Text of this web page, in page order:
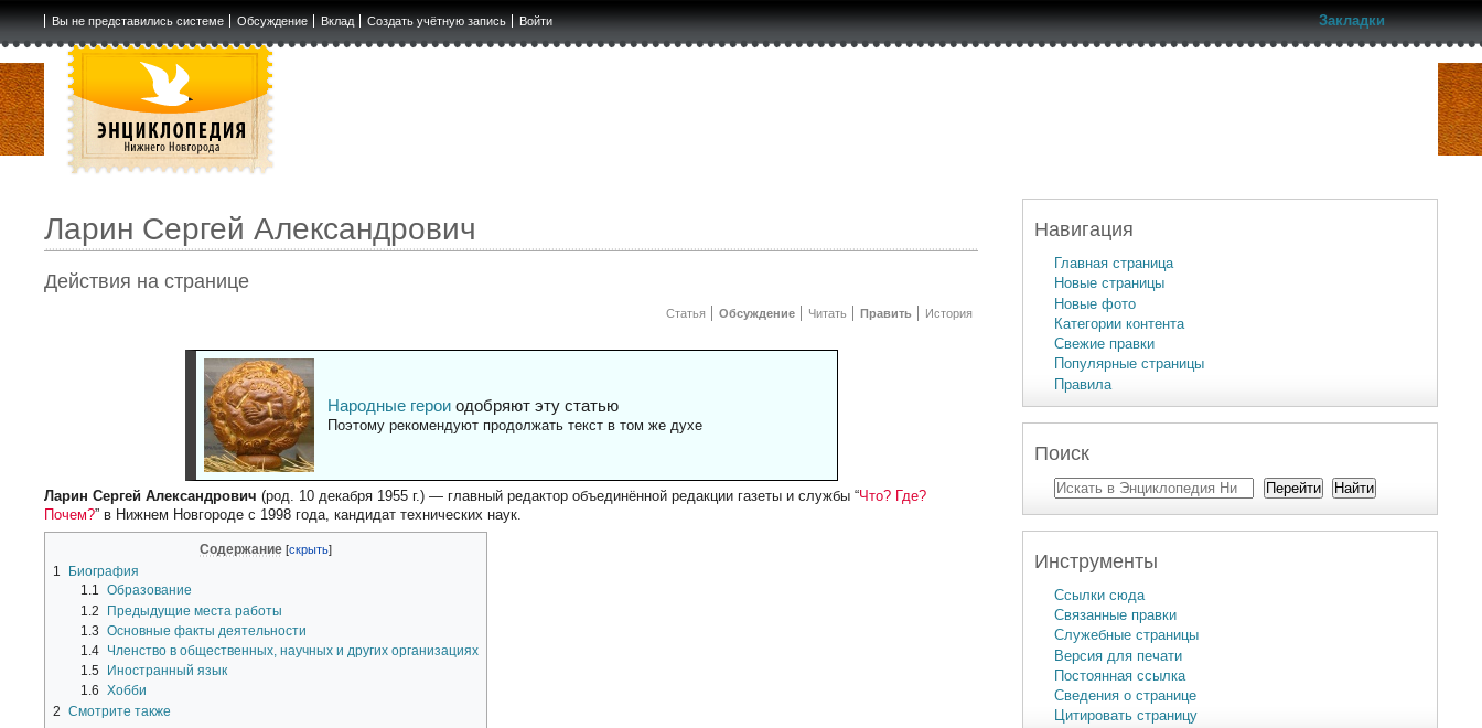
Вы не представились системе Обсуждение Вклад Создать учётную запись Войти Закладки
Ларин Сергей Александрович
Действия на странице
Статья Обсуждение Читать Править История
Народные героиодобряют эту статью
Поэтому рекомендуют продолжать текст в том же духе
Ларин Сергей Александрович (род. 10 декабря 1955 г.) — главный редактор объединённой редакции газеты и службы “Что? Где?
Почем?” в Нижнем Новгороде с 1998 года, кандидат технических наук.
Содержание
1
Биография
1.1 Образование
1.2
Предыдущие места работы
1.3 Основные факты деятельности
1.4 Членство в общественных, научных и других организациях
1.5
Иностранный язык
1.6 Хобби
2 Смотрите также
Навигация
Главная страница
Новые страницы
Новые фото
Категории контента
Свежие правки
Популярные страницы
Правила
Поиск
Инструменты
Ссылки сюда
Связанные правки
Служебные страницы
Версия для печати
Постоянная ссылка
Сведения о странице
Цитировать страницу